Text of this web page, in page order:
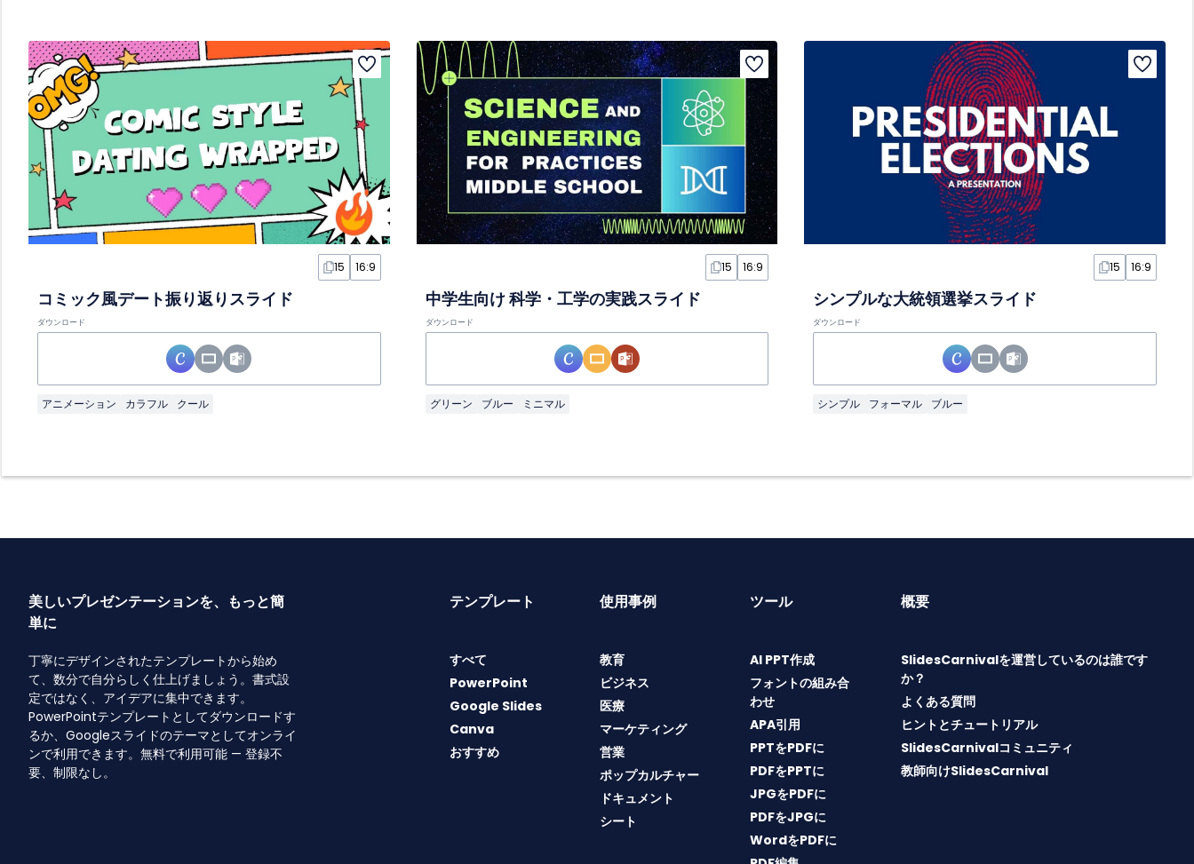
15 16:9
コミック風デート振り返りスライド
ダウンロード
アニメーション カラフル クール
15 16:9
中学生向け 科学・工学の実践スライド
ダウンロード
グリーン ブルー ミニマル
15 16:9
シンプルな大統領選挙スライド
ダウンロード
シンプル フォーマル ブルー
美しいプレゼンテーションを、もっと簡
単に
丁寧にデザインされたテンプレートから始め
て、数分で自分らしく仕上げましょう。書式設
定ではなく、アイデアに集中できます。
PowerPointテンプレートとしてダウンロードす
るか、Googleスライドのテーマとしてオンライ
ンで利用できます。無料で利用可能 — 登録不
要、制限なし。
テンプレート
すべて
PowerPoint
Google Slides
Canva
おすすめ
使用事例
教育
ビジネス
医療
マーケティング
営業
ポップカルチャー
ドキュメント
シート
ツール
AI PPT作成
フォントの組み合
わせ
APA引用
PPTをPDFに
PDFをPPTに
JPGをPDFに
PDFをJPGに
WordをPDFに
概要
SlidesCarnivalを運営しているのは誰です
か？
よくある質問
ヒントとチュートリアル
SlidesCarnivalコミュニティ
教師向けSlidesCarnival